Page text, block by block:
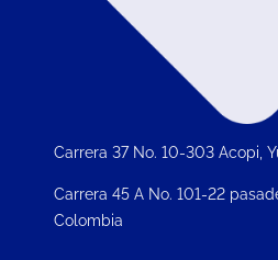
Carrera 37 No. 10-303 Acopi,
Carrera 45 A No. 101-22
Colombia